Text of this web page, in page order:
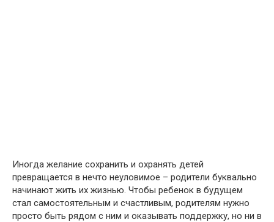
Иногда желание сохранить и охранять детей
превращается в нечто неуловимое – родители буквально
начинают жить их жизнью. Чтобы ребенок в будущем
стал самостоятельным и счастливым, родителям нужно
просто быть рядом с ним и оказывать поддержку, но ни в